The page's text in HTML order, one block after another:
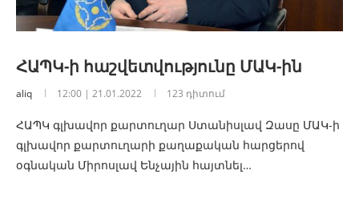
ՀԱՊԿ-ի հաշվետվությունը ՄԱԿ-ին
aliq 12:00 | 21.01.2022 123 դիտում
ՀԱՊԿ գլխավոր քարտուղար Ստանիսլավ Զասը ՄԱԿ-ի
գլխավոր քարտուղարի քաղաքական հարցերով
օգնական Միրոսլավ Ենչային հայտնել…